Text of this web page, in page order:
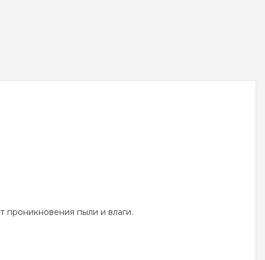
проникновения пыли и влаги.